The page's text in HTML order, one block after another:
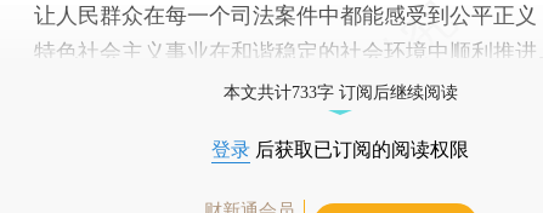
让人民群众在每一个司法案件中都能感受到公平正义
特色社会主义事业在和谐稳定的社会环境中顺利推进
本文共计733字 订阅后继续阅读
登录 后获取已订阅的阅读权限